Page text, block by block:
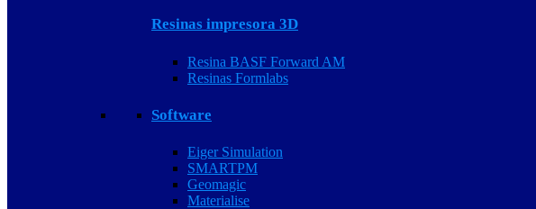
Resinas impresora 3D
Resina BASF Forward AM
Resinas Formlabs
Software
Eiger Simulation
SMARTPM
Geomagic
Materialise